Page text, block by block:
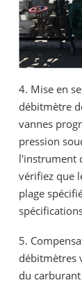
4. Mise en
débitmètre
vannes
pression
l'instrument
vérifiez que
plage
5.
débitmètres
du